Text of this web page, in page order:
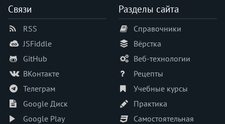
animation
animation-delay
animation-direction
animation-duration
animation-fill-mode
animation-iteration-count
animation-name
animation-timing-function
Связи
RSS
JSFiddle
GitHub
ВКонтакте
Телеграм
Google Диск
Google Play
Разделы сайта
Справочники
Вёрстка
Веб-технологии
Рецепты
Учебные курсы
Практика
Самостоятельная